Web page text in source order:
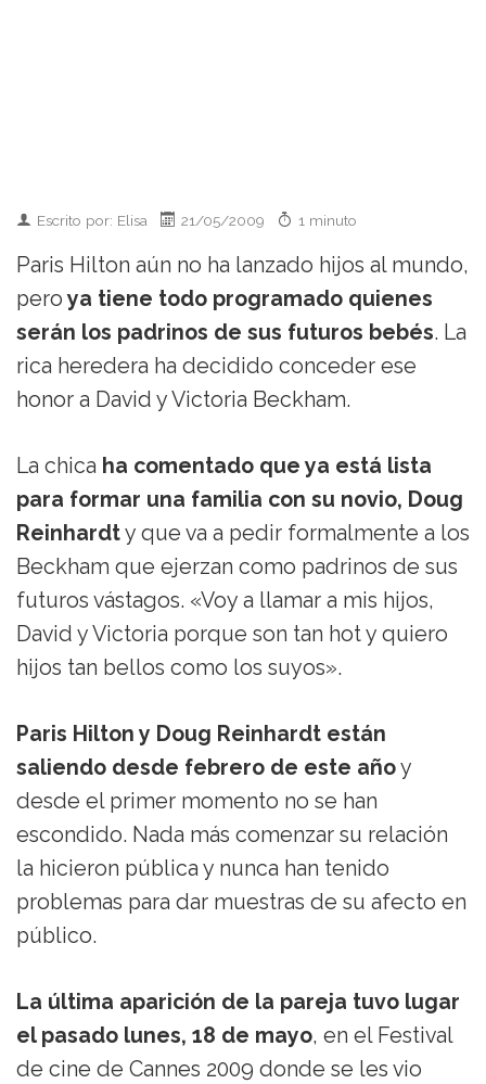
Escrito por: Elisa 21/05/2009 1 minuto
Paris Hilton aún no ha lanzado hijos al mundo,
pero ya tiene todo programado quienes
serán los padrinos de sus futuros bebés. La
rica heredera ha decidido conceder ese
honor a David y Victoria Beckham.
La chica ha comentado que ya está lista
para formar una familia con su novio, Doug
Reinhardty que va a pedir formalmente a los
Beckham que ejerzan como padrinos de sus
futuros vástagos. «Voy a llamar a mis hijos,
David y Victoria porque son tan hot y quiero
hijos tan bellos como los suyos».
Paris Hilton y Doug Reinhardt están
saliendo desde febrero de este añoy
desde el primer momento no se han
escondido. Nada más comenzar su relación
la hicieron pública y nunca han tenido
problemas para dar muestras de su afecto en
público.
La última aparición de la pareja tuvo lugar
el pasado lunes, 18 de mayo, en el Festival
de cine de Cannes 2009 donde se les vio